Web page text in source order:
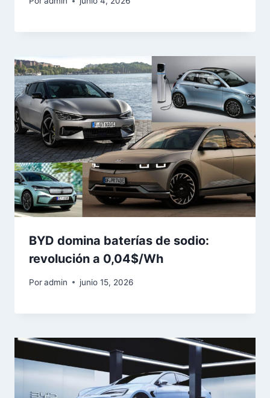
BYD domina baterías de sodio:
revolución a 0,04$/Wh
Poradmin junio 15, 2026